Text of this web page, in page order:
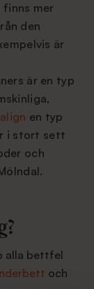
mer
den
är
är en typ
en typ
i stort sett
och
alla bettfel
och